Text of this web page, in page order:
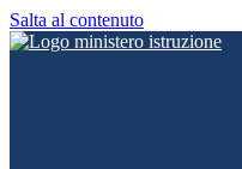
Salta al contenuto